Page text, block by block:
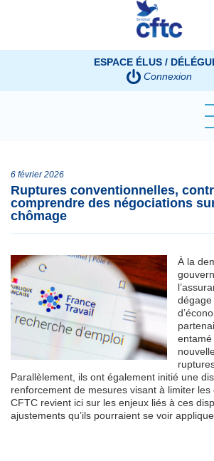
ESPACE ÉLUS /
Connexion
6 février 2026
Ruptures conventionnelles,
comprendre des négociations
chômage
À la
dégage
Parallèlement, ils ont également initié une
renforcement de mesures visant à limiter les
CFTC revient ici sur les enjeux liés à ces
ajustements qu’ils pourraient se voir
Panneau de gestion des cookies